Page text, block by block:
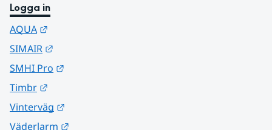
Logga in
AQUA
SIMAIR
SMHI Pro
Timbr
Vinterväg
Väderlarm